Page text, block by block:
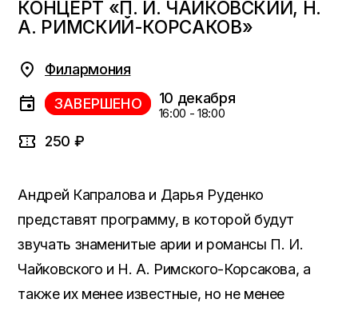
КОНЦЕРТ «П. И. ЧАЙКОВСКИЙ, Н.
А. РИМСКИЙ-КОРСАКОВ»
Филармония
ЗАВЕРШЕНО 10 декабря
16:00 - 18:00
250 ₽
Андрей Капралова и Дарья Руденко
представят программу, в которой будут
звучать знаменитые арии и романсы П. И.
Чайковского и Н. А. Римского-Корсакова, а
также их менее известные, но не менее